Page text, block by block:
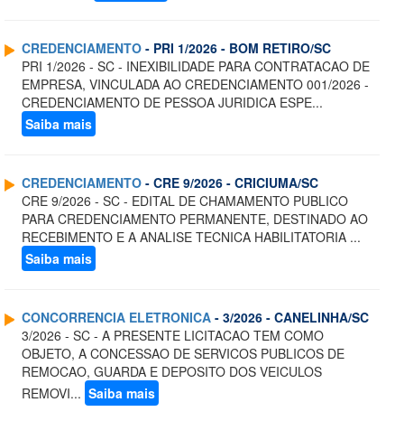
CREDENCIAMENTO - PRI 1/2026 - BOM RETIRO/SC
PRI 1/2026 - SC - INEXIBILIDADE PARA CONTRATACAO DE
EMPRESA, VINCULADA AO CREDENCIAMENTO 001/2026 -
CREDENCIAMENTO DE PESSOA JURIDICA ESPE...
Saiba mais
CREDENCIAMENTO - CRE 9/2026 - CRICIUMA/SC
CRE 9/2026 - SC - EDITAL DE CHAMAMENTO PUBLICO
PARA CREDENCIAMENTO PERMANENTE, DESTINADO AO
RECEBIMENTO E A ANALISE TECNICA HABILITATORIA ...
Saiba mais
CONCORRENCIA ELETRONICA - 3/2026 - CANELINHA/SC
3/2026 - SC - A PRESENTE LICITACAO TEM COMO
OBJETO, A CONCESSAO DE SERVICOS PUBLICOS DE
REMOCAO, GUARDA E DEPOSITO DOS VEICULOS
REMOVI... Saiba mais